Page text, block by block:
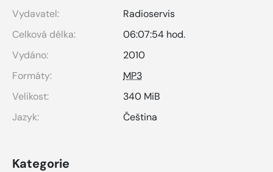
Vydavatel:
Radioservis
Celková délka:
06:07:54 hod.
Vydáno:
2010
Formáty:
MP3
Velikost:
340 MiB
Jazyk:
Čeština
Kategorie